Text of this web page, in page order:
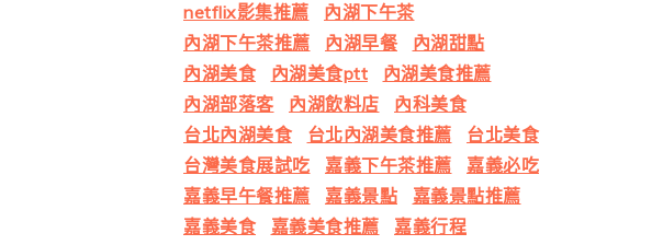
netflix影集推薦
內湖下午茶
內湖下午茶推薦
內湖早餐
內湖甜點
內湖美食
內湖美食ptt
內湖美食推薦
內湖部落客
內湖飲料店
內科美食
台北內湖美食
台北內湖美食推薦
台北美食
台灣美食展試吃
嘉義下午茶推薦
嘉義必吃
嘉義早午餐推薦
嘉義景點
嘉義景點推薦
嘉義美食
嘉義美食推薦
嘉義行程